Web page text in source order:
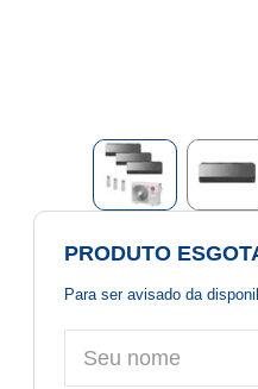
PRODUTO
Para ser avisado da